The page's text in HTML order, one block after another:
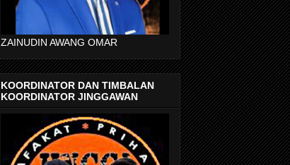
ZAINUDIN AWANG OMAR
KOORDINATOR DAN TIMBALAN
KOORDINATOR JINGGAWAN